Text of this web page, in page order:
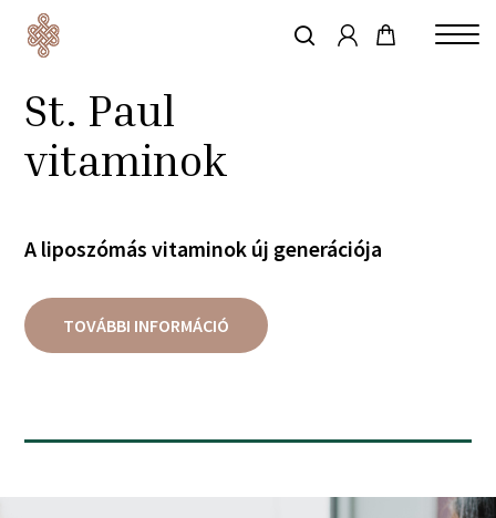
content
keresés
St. Paul
vitaminok
A liposzómás vitaminok új generációja
TOVÁBBI INFORMÁCIÓ